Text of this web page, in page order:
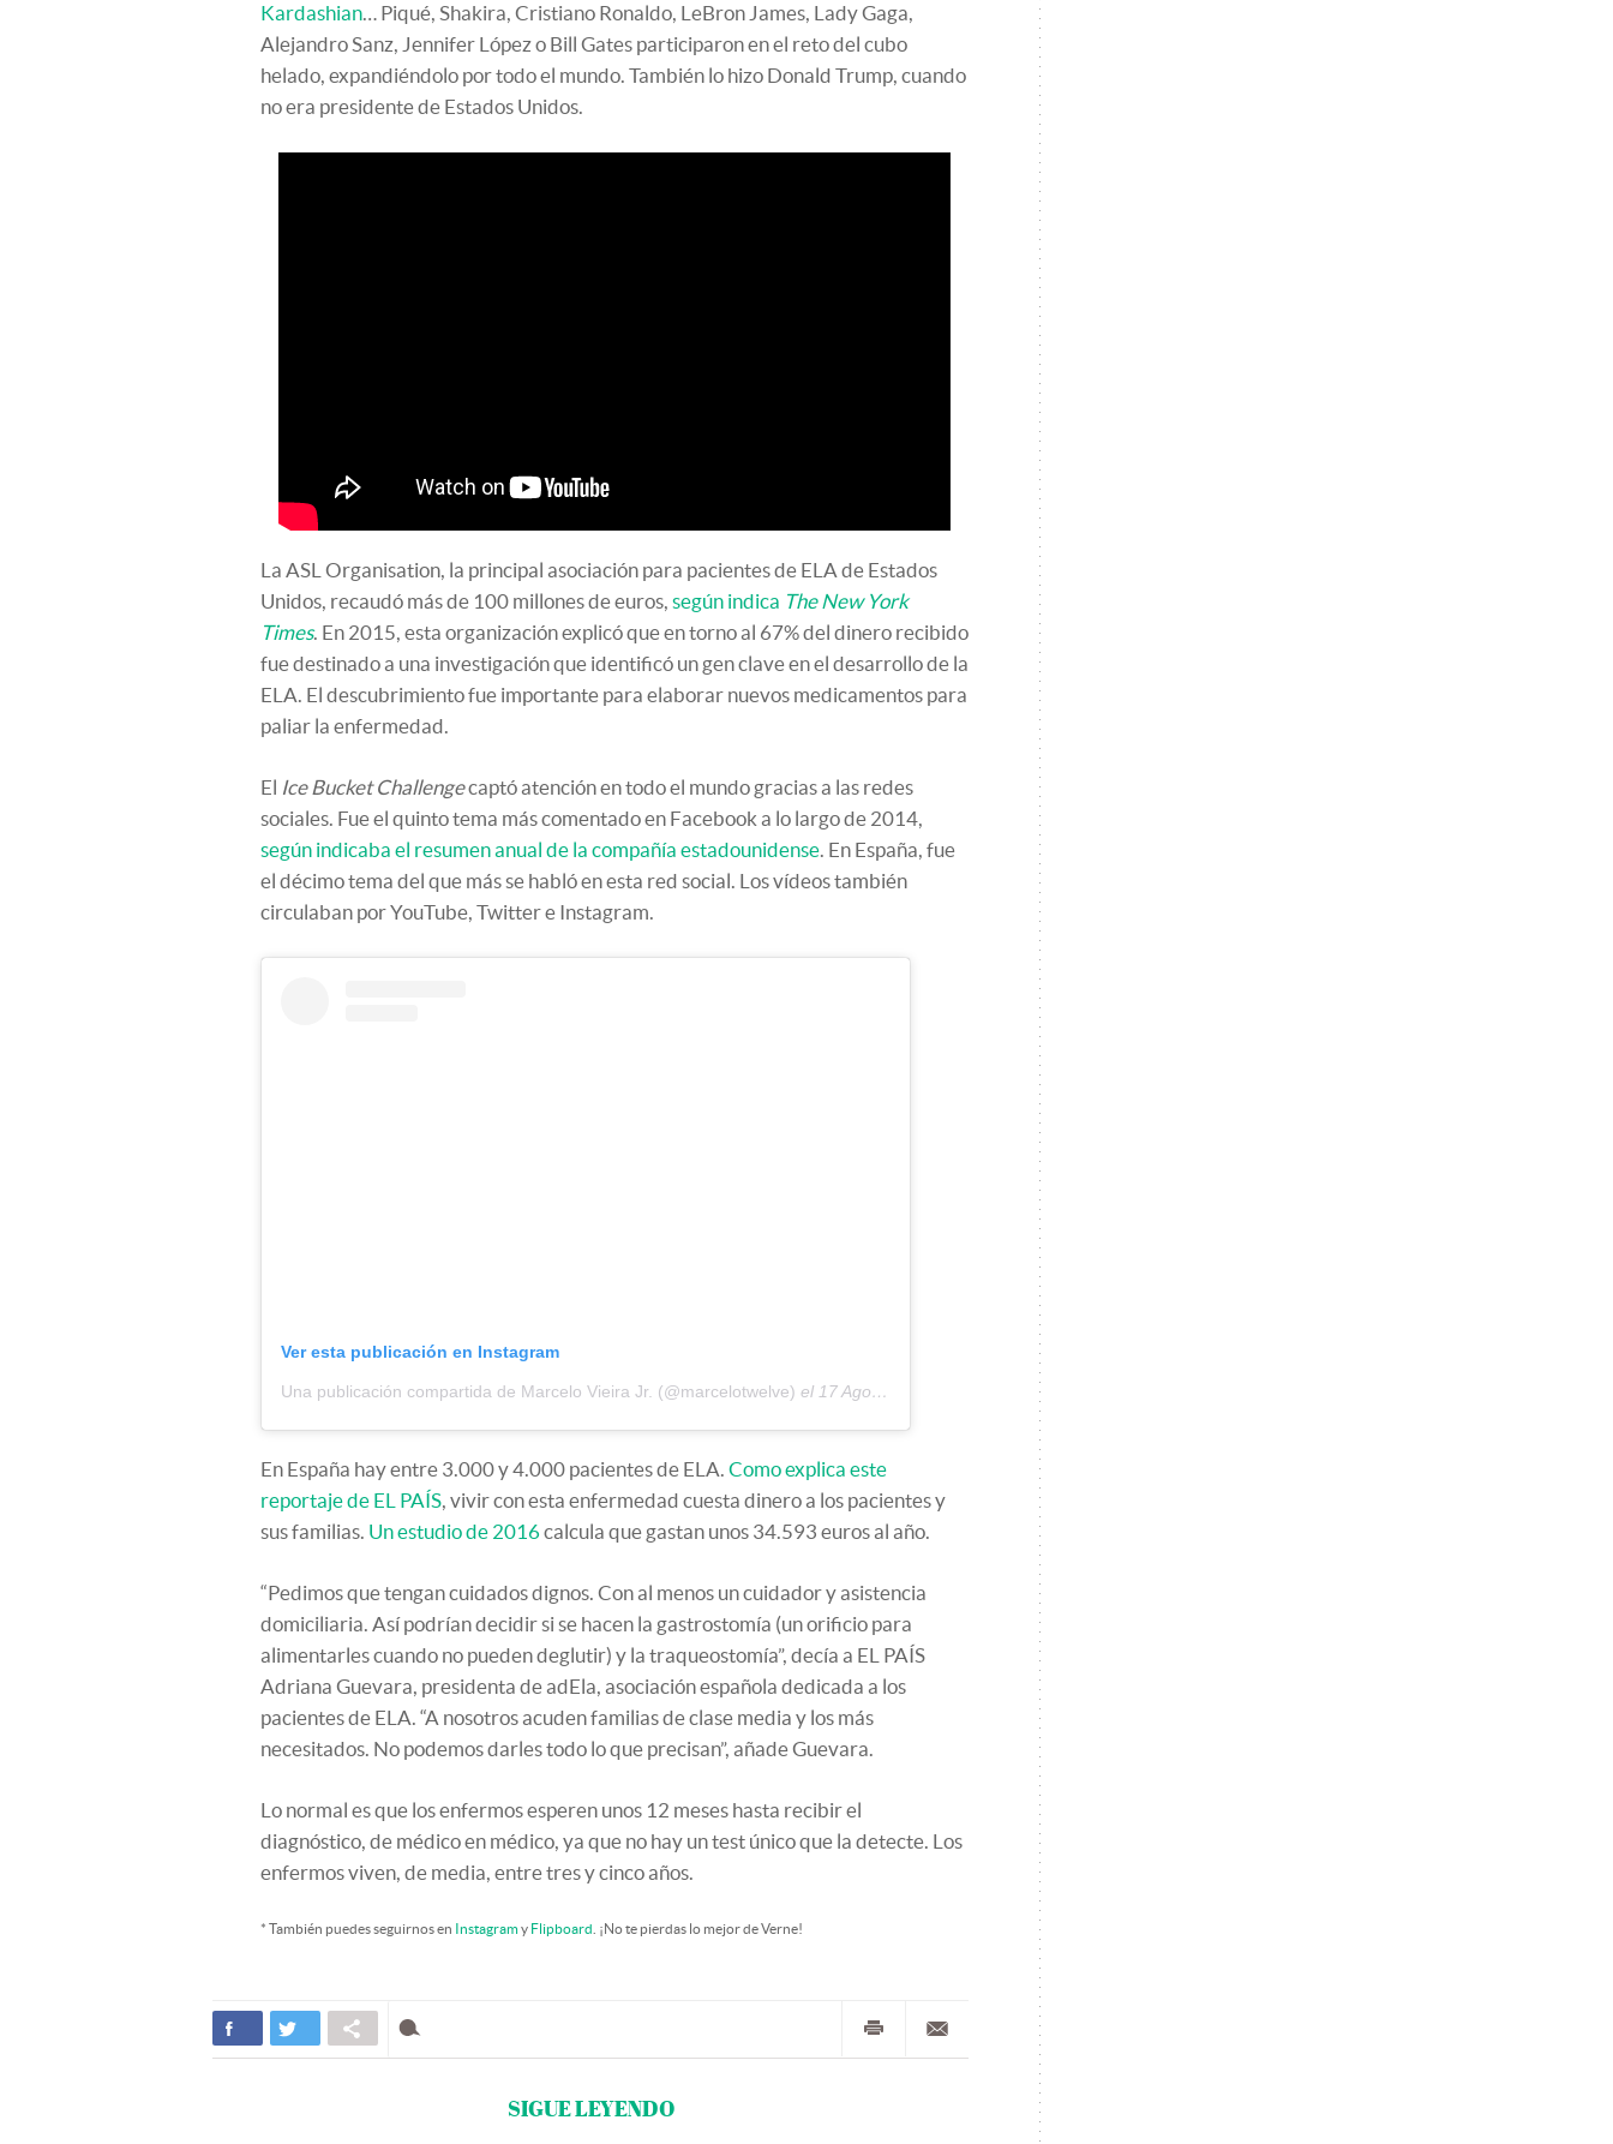
Kardashian… Piqué, Shakira, Cristiano Ronaldo, LeBron James, Lady Gaga,
Alejandro Sanz, Jennifer López o Bill Gates participaron en el reto del cubo
helado, expandiéndolo por todo el mundo. También lo hizo Donald Trump, cuando
no era presidente de Estados Unidos.
La ASL Organisation, la principal asociación para pacientes de ELA de Estados
Unidos, recaudó más de 100 millones de euros, según indica The New York
Times. En 2015, esta organización explicó que en torno al 67% del dinero recibido
fue destinado a una investigación que identificó un gen clave en el desarrollo de la
ELA. El descubrimiento fue importante para elaborar nuevos medicamentos para
paliar la enfermedad.
El Ice Bucket Challengecaptó atención en todo el mundo gracias a las redes
sociales. Fue el quinto tema más comentado en Facebook a lo largo de 2014,
según indicaba el resumen anual de la compañía estadounidense. En España, fue
el décimo tema del que más se habló en esta red social. Los vídeos también
circulaban por YouTube, Twitter e Instagram.
Ver esta publicación en Instagram
Una publicación compartida de Marcelo Vieira Jr. (@marcelotwelve) el 17 Ago, 2014 a las 10:39 PDT
En España hay entre 3.000 y 4.000 pacientes de ELA. Como explica este
reportaje de EL PAÍS, vivir con esta enfermedad cuesta dinero a los pacientes y
sus familias. Un estudio de 2016calcula que gastan unos 34.593 euros al año.
“Pedimos que tengan cuidados dignos. Con al menos un cuidador y asistencia
domiciliaria. Así podrían decidir si se hacen la gastrostomía (un orificio para
alimentarles cuando no pueden deglutir) y la traqueostomía”, decía a EL PAÍS
Adriana Guevara, presidenta de adEla, asociación española dedicada a los
pacientes de ELA. “A nosotros acuden familias de clase media y los más
necesitados. No podemos darles todo lo que precisan”, añade Guevara.
Lo normal es que los enfermos esperen unos 12 meses hasta recibir el
diagnóstico, de médico en médico, ya que no hay un test único que la detecte. Los
enfermos viven, de media, entre tres y cinco años.
* También puedes seguirnos en Instagramy Flipboard . ¡No te pierdas lo mejor de Verne!
SIGUE LEYENDO